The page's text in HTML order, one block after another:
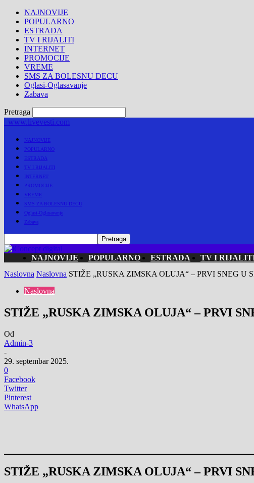
NAJNOVIJE
POPULARNO
ESTRADA
TV I RIJALITI
INTERNET
PROMOCIJE
VREME
SMS ZA BOLESNU DECU
Oglasi-Oglasavanje
Zabava
Pretraga
www.livevesti.com
NAJNOVIJE
POPULARNO
ESTRADA
TV I RIJALITI
INTERNET
PROMOCIJE
VREME
SMS ZA BOLESNU DECU
Oglasi-Oglasavanje
Zabava
NAJNOVIJE POPULARNO ESTRADA TV I
Naslovna Naslovna STIŽE „RUSKA ZIMSKA OLUJA“ – PRVI SNEG U
Naslovna
STIŽE „RUSKA ZIMSKA OLUJA“ – PRVI
Od
Admin-3
-
29. septembar 2025.
0
Facebook
Twitter
Pinterest
WhatsApp
STIŽE „RUSKA ZIMSKA OLUJA“ – PRVI